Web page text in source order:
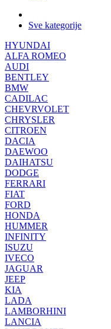
Sve kategorije
HYUNDAI
ALFA ROMEO
AUDI
BENTLEY
BMW
CADILAC
CHEVRVOLET
CHRYSLER
CITROEN
DACIA
DAEWOO
DAIHATSU
DODGE
FERRARI
FIAT
FORD
HONDA
HUMMER
INFINITY
ISUZU
IVECO
JAGUAR
JEEP
KIA
LADA
LAMBORHINI
LANCIA